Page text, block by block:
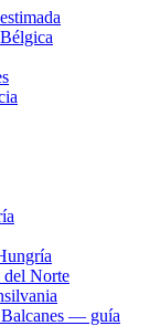
del Norte
— guía